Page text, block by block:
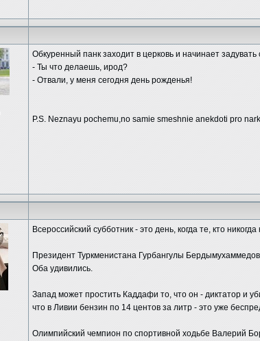
Обкуренный панк заходит в церковь и начинает
- Ты что делаешь, ирод?
- Отвали, у меня сегодня день рожденья!
P.S. Neznayu pochemu,no samie smeshnie anekdoti pro
Всероссийский субботник - это день, когда те, кто
Президент Туркменистана Гурбангулы
Оба удивились.
Запад может простить Каддафи то, что он - диктатор и
что в Ливии бензин по 14 центов за литр - это уже
Олимпийский чемпион по спортивной ходьбе Валерий